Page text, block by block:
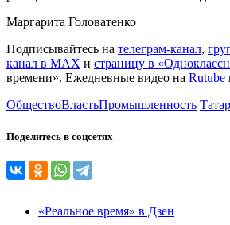
Маргарита Головатенко
Подписывайтесь на телеграм-канал,
канал в MAX и страницу в
времени». Ежедневные видео на Rutube
ОбществоВластьПромышленность
Поделитесь в соцсетях
«Реальное время» в Дзен